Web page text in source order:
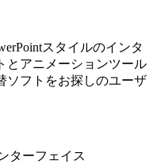
スタイルのインタ
とアニメーションツール
ソフトをお探しのユーザ
ターフェイス